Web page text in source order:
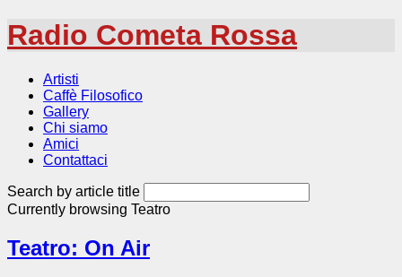
Radio Cometa Rossa
Artisti
Caffè Filosofico
Gallery
Chi siamo
Amici
Contattaci
Search by article title
Currently browsing Teatro
Teatro: On Air